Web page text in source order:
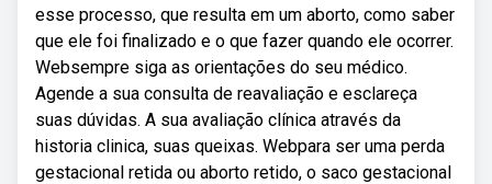
esse processo, que resulta em um aborto, como saber
que ele foi finalizado e o que fazer quando ele ocorrer.
Websempre siga as orientações do seu médico.
Agende a sua consulta de reavaliação e esclareça
suas dúvidas. A sua avaliação clínica através da
historia clinica, suas queixas. Webpara ser uma perda
gestacional retida ou aborto retido, o saco gestacional